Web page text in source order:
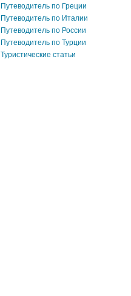
Путеводитель по Греции
Путеводитель по Италии
Путеводитель по России
Путеводитель по Турции
Туристические статьи